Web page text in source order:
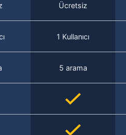
Ücretsiz
1 Kullanıcı
5 arama